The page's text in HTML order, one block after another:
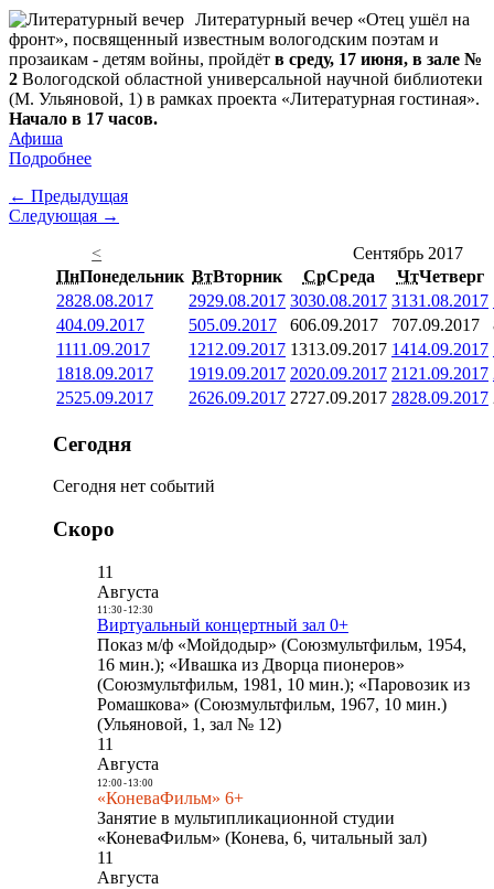
Литературный вечер «Отец ушёл на
фронт», посвященный известным вологодским поэтам и
прозаикам - детям войны, пройдёт в среду, 17 июня, в зале №
2 Вологодской областной универсальной научной библиотеки
(М. Ульяновой, 1) в рамках проекта «Литературная гостиная».
Начало в 17 часов.
Афиша
Подробнее
← Предыдущая
Следующая →
<
Сентябрь 2017
ПнПонедельник ВтВторник СрСреда ЧтЧетверг
2828.08.2017 2929.08.2017 3030.08.2017 3131.08.2017
404.09.2017 505.09.2017 606.09.2017 707.09.2017
1111.09.2017 1212.09.2017 1313.09.2017 1414.09.2017
1818.09.2017 1919.09.2017 2020.09.2017 21 21.09.2017
2525.09.2017 2626.09.2017 2727.09.2017 2828.09.2017
Сегодня
Сегодня нет событий
Скоро
11
Августа
11:30- 12:30
Виртуальный концертный зал 0+
Показ м/ф «Мойдодыр» (Союзмультфильм, 1954,
16 мин.); «Ивашка из Дворца пионеров»
(Союзмультфильм, 1981, 10 мин.); «Паровозик из
Ромашкова» (Союзмультфильм, 1967, 10 мин.)
(Ульяновой, 1, зал № 12)
11
Августа
12:00- 13:00
«КоневаФильм» 6+
Занятие в мультипликационной студии
«КоневаФильм» (Конева, 6, читальный зал)
11
Августа